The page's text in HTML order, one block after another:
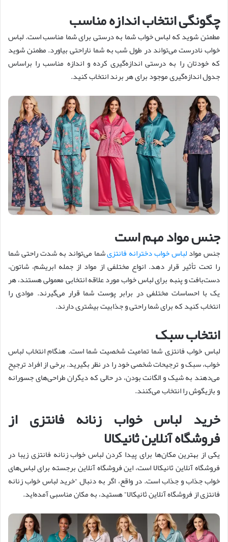
چگونگی انتخاب اندازه مناسب
مطمئن شوید که لباس خواب شما به درستی برای شما مناسب است. لباس
خواب نادرست می‌تواند در طول شب به شما ناراحتی بیاورد. مطمئن شوید
که خودتان را به درستی اندازه‌گیری کرده و اندازه مناسب را براساس
جدول اندازه‌گیری موجود برای هر برند انتخاب کنید.
جنس مواد مهم است
جنس موادلباس خواب دخترانه فانتزیشما می‌تواند به شدت راحتی شما
را تحت تأثیر قرار دهد. انواع مختلفی از مواد از جمله ابریشم، شاتون،
دست‌بافت و پنبه برای لباس خواب مورد علاقه انتخابی معمولی هستند، هر
یک با احساسات مختلفی در برابر پوست شما قرار می‌گیرند. موادی را
انتخاب کنید که برای شما راحتی و جذابیت بیشتری دارند.
انتخاب سبک
لباس خواب فانتزی شما تمامیت شخصیت شما است. هنگام انتخاب لباس
خواب، سبک و ترجیحات شخصی خود را در نظر بگیرید. برخی از افراد ترجیح
می‌دهند به شیک و الگانت بودن، در حالی که دیگران طراحی‌های جسورانه
و بازیگوش را انتخاب می‌کنند.
خرید لباس خواب زنانه فانتزی از
فروشگاه آنلاین ثانیکالا
یکی از بهترین مکان‌ها برای پیدا کردن لباس خواب زنانه فانتزی زیبا در
فروشگاه آنلاین ثانیکالا است، این فروشگاه آنلاین برجسته برای لباس‌های
خواب جذاب و جذاب است. در واقع، اگر به دنبال “خرید لباس خواب زنانه
فانتزی از فروشگاه آنلاین ثانیکالا” هستید، به مکان مناسبی آمده‌اید.